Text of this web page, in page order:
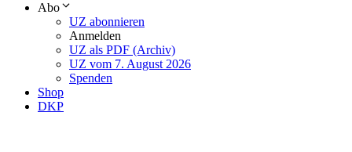
Abo
UZ abonnieren
Anmelden
UZ als PDF (Archiv)
UZ vom 7. August 2026
Spenden
Shop
DKP